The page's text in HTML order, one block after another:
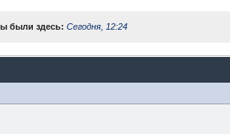
были здесь:Сегодня, 12:24